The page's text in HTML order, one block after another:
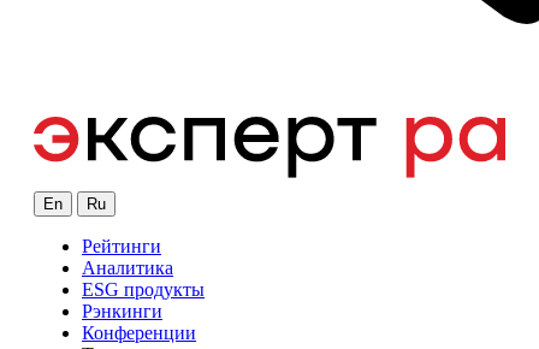
En Ru
Рейтинги
Аналитика
ESG продукты
Рэнкинги
Конференции